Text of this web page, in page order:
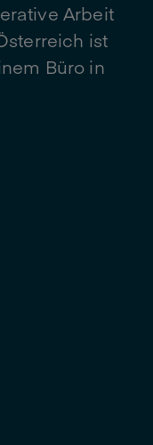
Arbeit
ist
Büro in